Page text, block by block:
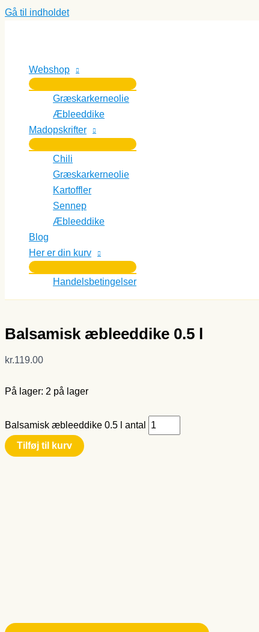
Gå til indholdet
Webshop
Græskarkerneolie
Æbleeddike
Madopskrifter
Chili
Græskarkerneolie
Kartoffler
Sennep
Æbleeddike
Blog
Her er din kurv
Handelsbetingelser
Balsamisk æbleeddike 0.5 l
kr.119.00
På lager: 2 på lager
Balsamisk æbleeddike 0.5 l antal
Tilføj til kurv